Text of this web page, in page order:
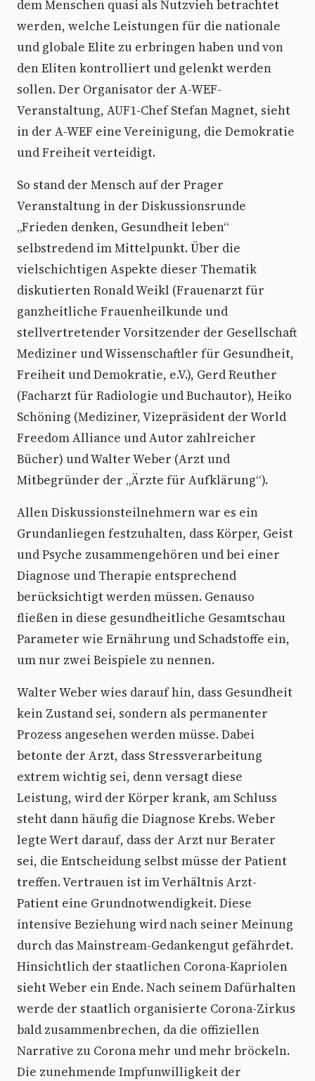
dem Menschen quasi als Nutzvieh betrachtet
werden, welche Leistungen für die nationale
und globale Elite zu erbringen haben und von
den Eliten kontrolliert und gelenkt werden
sollen. Der Organisator der A-WEF-
Veranstaltung, AUF1-Chef Stefan Magnet, sieht
in der A-WEF eine Vereinigung, die Demokratie
und Freiheit verteidigt.
So stand der Mensch auf der Prager
Veranstaltung in der Diskussionsrunde
„Frieden denken, Gesundheit leben“
selbstredend im Mittelpunkt. Über die
vielschichtigen Aspekte dieser Thematik
diskutierten Ronald Weikl (Frauenarzt für
ganzheitliche Frauenheilkunde und
stellvertretender Vorsitzender der Gesellschaft
Mediziner und Wissenschaftler für Gesundheit,
Freiheit und Demokratie, e.V.), Gerd Reuther
(Facharzt für Radiologie und Buchautor), Heiko
Schöning (Mediziner, Vizepräsident der World
Freedom Alliance und Autor zahlreicher
Bücher) und Walter Weber (Arzt und
Mitbegründer der „Ärzte für Aufklärung“).
Allen Diskussionsteilnehmern war es ein
Grundanliegen festzuhalten, dass Körper, Geist
und Psyche zusammengehören und bei einer
Diagnose und Therapie entsprechend
berücksichtigt werden müssen. Genauso
fließen in diese gesundheitliche Gesamtschau
Parameter wie Ernährung und Schadstoffe ein,
um nur zwei Beispiele zu nennen.
Walter Weber wies darauf hin, dass Gesundheit
kein Zustand sei, sondern als permanenter
Prozess angesehen werden müsse. Dabei
betonte der Arzt, dass Stressverarbeitung
extrem wichtig sei, denn versagt diese
Leistung, wird der Körper krank, am Schluss
steht dann häufig die Diagnose Krebs. Weber
legte Wert darauf, dass der Arzt nur Berater
sei, die Entscheidung selbst müsse der Patient
treffen. Vertrauen ist im Verhältnis Arzt-
Patient eine Grundnotwendigkeit. Diese
intensive Beziehung wird nach seiner Meinung
durch das Mainstream-Gedankengut gefährdet.
Hinsichtlich der staatlichen Corona-Kapriolen
sieht Weber ein Ende. Nach seinem Dafürhalten
werde der staatlich organisierte Corona-Zirkus
bald zusammenbrechen, da die offiziellen
Narrative zu Corona mehr und mehr bröckeln.
Die zunehmende Impfunwilligkeit der